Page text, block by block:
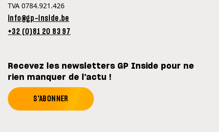
TVA 0784.921.426
info@gp-inside.be
+32 (0)81 20 83 97
Recevez les newsletters GP Inside pour ne
rien manquer de l'actu !
S'ABONNER